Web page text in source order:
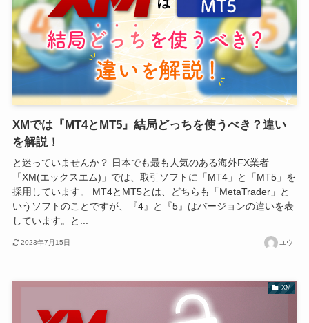
XMでは『MT4とMT5』結局どっちを使うべき？違い
を解説！
と迷っていませんか？ 日本でも最も人気のある海外FX業者
「XM(エックスエム)」では、取引ソフトに「MT4」と「MT5」を
採用しています。 MT4とMT5とは、どちらも「MetaTrader」と
いうソフトのことですが、『4』と『5』はバージョンの違いを表
しています。と...
2023年7月15日 ユウ
XM